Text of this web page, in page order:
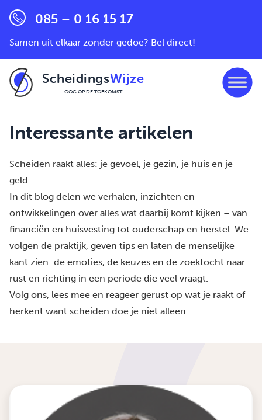
085 – 0 16 15 17
Samen uit elkaar zonder gedoe? Bel direct!
ScheidingsWijze
OOG OP DE TOEKOMST
Interessante artikelen
Scheiden raakt alles: je gevoel, je gezin, je huis en je
geld.
In dit blog delen we verhalen, inzichten en
ontwikkelingen over alles wat daarbij komt kijken – van
financiën en huisvesting tot ouderschap en herstel. We
volgen de praktijk, geven tips en laten de menselijke
kant zien: de emoties, de keuzes en de zoektocht naar
rust en richting in een periode die veel vraagt.
Volg ons, lees mee en reageer gerust op wat je raakt of
herkent want scheiden doe je niet alleen.